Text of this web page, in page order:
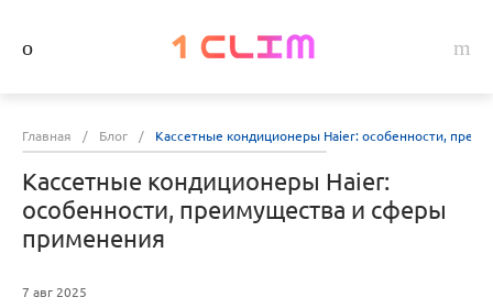
Главная / Блог / Кассетные кондиционеры Haier: особенности,
Кассетные кондиционеры Haier:
особенности, преимущества и сферы
применения
7 авг 2025